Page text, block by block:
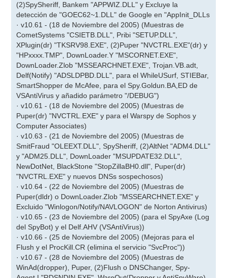
(2)SpySheriff, Bankem "APPWIZ.DLL" y Excluye la
detección de "GOEC62~1.DLL" de Google en "AppInit_DLLs
· v10.61 - (18 de Noviembre del 2005) (Muestras de
CometSystems "CSIETB.DLL", Pribi "SETUP.DLL",
XPlugin(dr) "TKSRV98.EXE", (2)Puper "NVCTRL.EXE"(dr) y
"HPxxxx.TMP", DownLoader.Y "MSCORNET.EXE",
DownLoader.Zlob "MSSEARCHNET.EXE", Trojan.VB.adt,
Delf(Notify) "ADSLDPBD.DLL", para el WhileUSurf, STIEBar,
SmartShopper de McAfee, para el Spy.Goldun.BA,ED de
VSAntiVirus y añadido parámetro "/DEBUG")
· v10.61 - (18 de Noviembre del 2005) (Muestras de
Puper(dr) "NVCTRL.EXE" y para el Warspy de Sophos y
Computer Associates)
· v10.63 - (21 de Noviembre del 2005) (Muestras de
SmitFraud "OLEEXT.DLL", SpySheriff, (2)AltNet "ADM4.DLL"
y "ADM25.DLL", DownLoader "MSUPDATE32.DLL",
NewDotNet, BlackStone "StopZillaBH0.dll", Puper(dr)
"NVCTRL.EXE" y nuevos DNSs sospechosos)
· v10.64 - (22 de Noviembre del 2005) (Muestras de
Puper(dldr) o DownLoader.Zlob "MSSEARCHNET.EXE" y
Excluido "Winlogon/Notify/NAVLOGON" de Norton Antivirus)
· v10.65 - (23 de Noviembre del 2005) (para el SpyAxe (Log
del SpyBot) y el Delf.AHV (VSAntiVirus))
· v10.66 - (25 de Noviembre del 2005) (Mejoras para el
Flush y el ProcKill.CR (elimina el servicio "SvcProc"))
· v10.67 - (28 de Noviembre del 2005) (Muestras de
WinAd(dropper), Puper, (2)Flush o DNSChanger, Spy-